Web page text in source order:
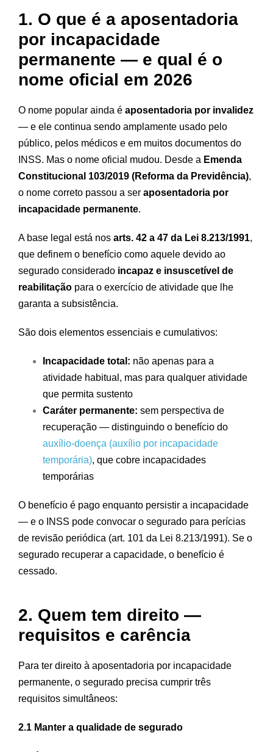
1. O que é a aposentadoria
por incapacidade
permanente — e qual é o
nome oficial em 2026
O nome popular ainda é aposentadoria por invalidez
— e ele continua sendo amplamente usado pelo
público, pelos médicos e em muitos documentos do
INSS. Mas o nome oficial mudou. Desde a Emenda
Constitucional 103/2019 (Reforma da Previdência),
o nome correto passou a ser aposentadoria por
incapacidade permanente.
A base legal está nos arts. 42 a 47 da Lei 8.213/1991,
que definem o benefício como aquele devido ao
segurado considerado incapaz e insuscetível de
reabilitação para o exercício de atividade que lhe
garanta a subsistência.
São dois elementos essenciais e cumulativos:
Incapacidade total: não apenas para a
atividade habitual, mas para qualquer atividade
que permita sustento
Caráter permanente: sem perspectiva de
recuperação — distinguindo o benefício do
auxílio-doença (auxílio por incapacidade
temporária), que cobre incapacidades
temporárias
O benefício é pago enquanto persistir a incapacidade
— e o INSS pode convocar o segurado para perícias
de revisão periódica (art. 101 da Lei 8.213/1991). Se o
segurado recuperar a capacidade, o benefício é
cessado.
2. Quem tem direito —
requisitos e carência
Para ter direito à aposentadoria por incapacidade
permanente, o segurado precisa cumprir três
requisitos simultâneos:
2.1 Manter a qualidade de segurado